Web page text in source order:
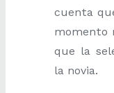
cuenta
momento
que la
la novia.